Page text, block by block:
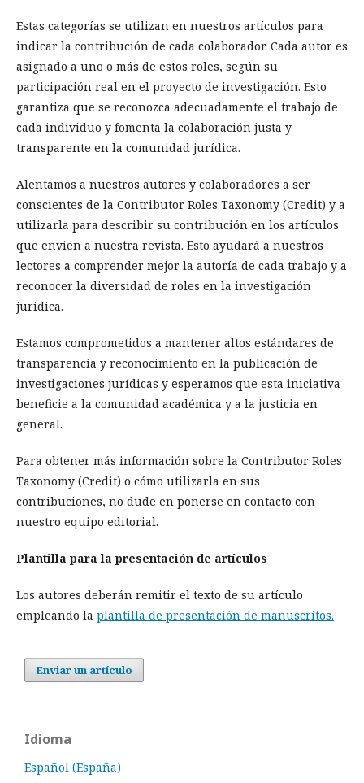
Estas categorías se utilizan en nuestros artículos para
indicar la contribución de cada colaborador. Cada autor es
asignado a uno o más de estos roles, según su
participación real en el proyecto de investigación. Esto
garantiza que se reconozca adecuadamente el trabajo de
cada individuo y fomenta la colaboración justa y
transparente en la comunidad jurídica.
Alentamos a nuestros autores y colaboradores a ser
conscientes de la Contributor Roles Taxonomy (Credit) y a
utilizarla para describir su contribución en los artículos
que envíen a nuestra revista. Esto ayudará a nuestros
lectores a comprender mejor la autoría de cada trabajo y a
reconocer la diversidad de roles en la investigación
jurídica.
Estamos comprometidos a mantener altos estándares de
transparencia y reconocimiento en la publicación de
investigaciones jurídicas y esperamos que esta iniciativa
beneficie a la comunidad académica y a la justicia en
general.
Para obtener más información sobre la Contributor Roles
Taxonomy (Credit) o cómo utilizarla en sus
contribuciones, no dude en ponerse en contacto con
nuestro equipo editorial.
Plantilla para la presentación de artículos
Los autores deberán remitir el texto de su artículo
empleando la plantilla de presentación de manuscritos.
Enviar un artículo
Idioma
Español (España)